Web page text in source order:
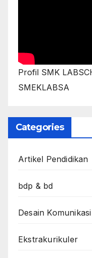
Profil SMK
SMEKLABSA
Categories
Artikel Pendidikan
bdp & bd
Desain
Ekstrakurikuler